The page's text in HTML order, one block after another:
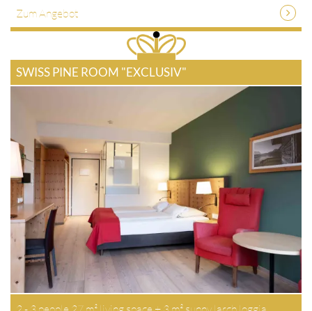
Zum Angebot
SWISS PINE ROOM "EXCLUSIV"